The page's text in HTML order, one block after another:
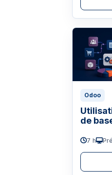
Odoo
de
7 h